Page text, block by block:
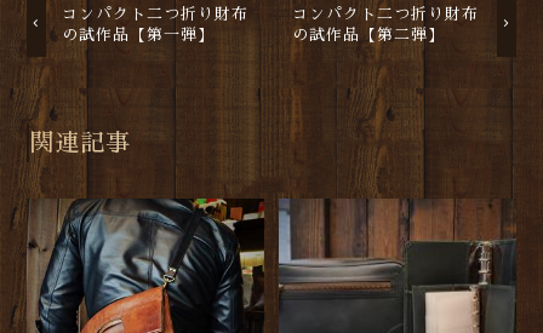
コンパクト二つ折り財布
の試作品【第一弾】
コンパクト二つ折り財布
の試作品【第二弾】
関連記事